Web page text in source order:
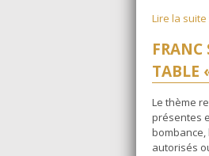
Lire la suite
FRANC
TABLE
Le thème
présentes
autorisés